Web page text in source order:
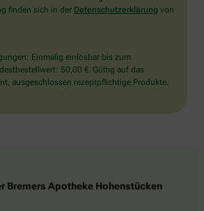
finden sich in der Datenschutzerklärung von
Einmalig einlösbar bis zum
50,00 €. Gültig auf das
ausgeschlossen rezeptpflichtige Produkte.
Bremers Apotheke Hohenstücken